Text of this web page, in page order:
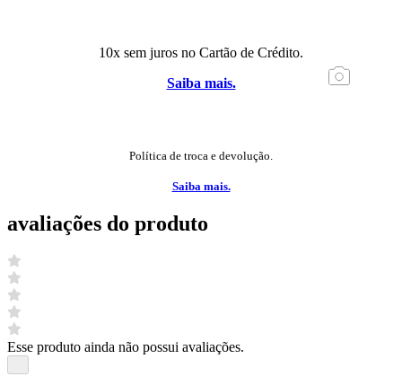
10x sem juros no Cartão de Crédito.
Saiba mais.
Política de troca e devolução.
Saiba mais.
avaliações do produto
Esse produto ainda não possui avaliações.